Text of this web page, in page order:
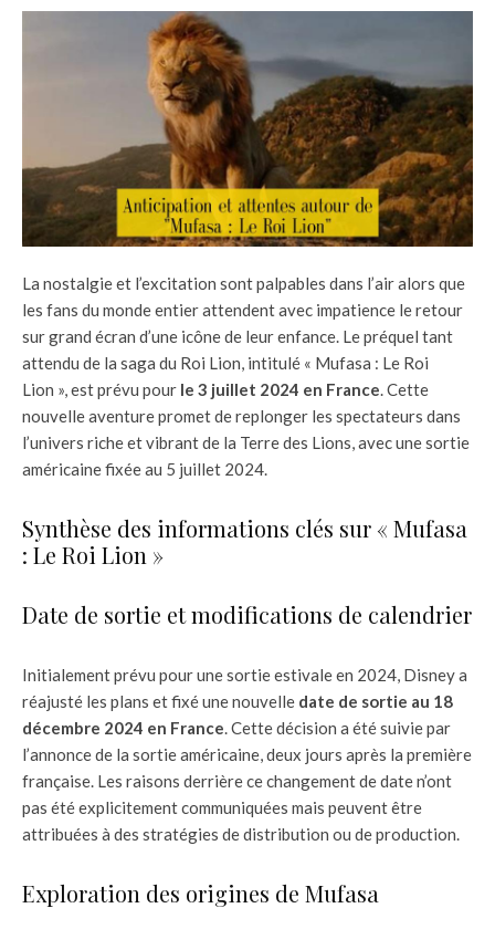
La nostalgie et l’excitation sont palpables dans l’air alors que
les fans du monde entier attendent avec impatience le retour
sur grand écran d’une icône de leur enfance. Le préquel tant
attendu de la saga du Roi Lion, intitulé « Mufasa : Le Roi
Lion », est prévu pour le 3 juillet 2024 en France. Cette
nouvelle aventure promet de replonger les spectateurs dans
l’univers riche et vibrant de la Terre des Lions, avec une sortie
américaine fixée au 5 juillet 2024.
Synthèse des informations clés sur « Mufasa
: Le Roi Lion »
Date de sortie et modifications de calendrier
Initialement prévu pour une sortie estivale en 2024, Disney a
réajusté les plans et fixé une nouvelle date de sortie au 18
décembre 2024 en France. Cette décision a été suivie par
l’annonce de la sortie américaine, deux jours après la première
française. Les raisons derrière ce changement de date n’ont
pas été explicitement communiquées mais peuvent être
attribuées à des stratégies de distribution ou de production.
Exploration des origines de Mufasa